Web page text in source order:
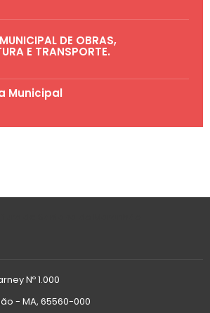
DE OBRAS,
E TRANSPORTE.
Municipal
Nº 1.000
- MA, 65560-000